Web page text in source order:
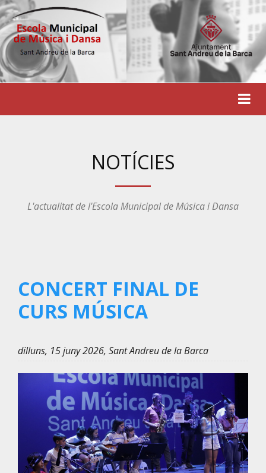
NOTÍCIES
L'actualitat de l'Escola Municipal de Música i Dansa
CONCERT FINAL DE
CURS MÚSICA
dilluns, 15 juny 2026, Sant Andreu de la Barca